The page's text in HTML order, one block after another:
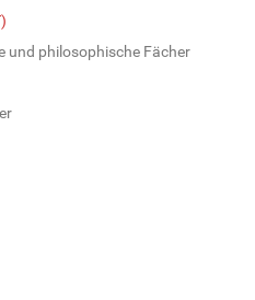
und philosophische Fächer